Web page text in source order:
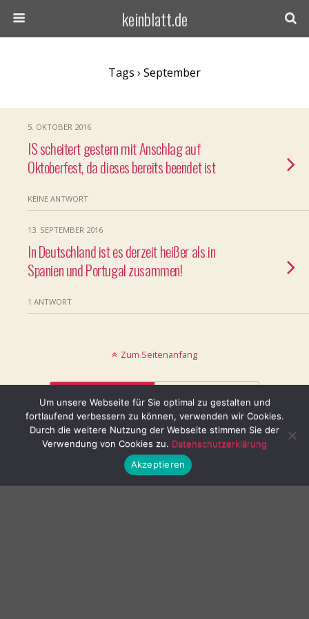
keinblatt.de
Tags › September
5. OKTOBER 2016
IS scheitert gestern mit Anschlag auf
Oktoberfest, da dieses bereits beendet ist
KEINE ANTWORT
13. SEPTEMBER 2016
In Deutschland ist es derzeit heißer als in
Spanien und Portugal zusammen!
1 ANTWORT
Zum Seitenanfang
Mobil Desktop
© keinblatt.de
Um unsere Webseite für Sie optimal zu gestalten und
fortlaufend verbessern zu können, verwenden wir Cookies.
Durch die weitere Nutzung der Webseite stimmen Sie der
Verwendung von Cookies zu. Datenschutzerklärung
Akzeptieren